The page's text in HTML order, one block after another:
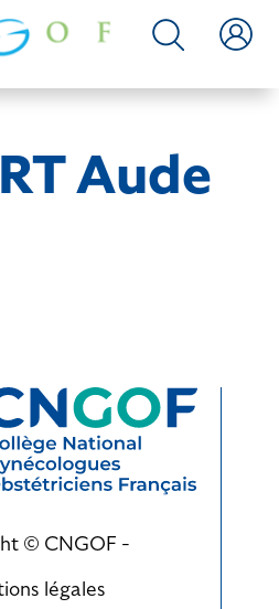
Aude
© CNGOF -
légales